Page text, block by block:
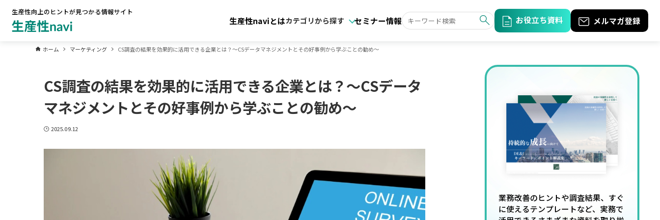
生産性向上のヒントが見つかる情報サイト
生産性naviとはカテゴリから探す セミナー情報 お役立ち資料 メルマガ登録
ホーム マーケティング CS調査の結果を効果的に活用できる企業とは？～CSデータマネジメントとその好事例から学ぶことの勧め～
CS調査の結果を効果的に活用できる企業とは？～CSデータ
マネジメントとその好事例から学ぶことの勧め～
2025.09.12
業務改善のヒントや調査結果、すぐ
に使えるテンプレートなど、実務で